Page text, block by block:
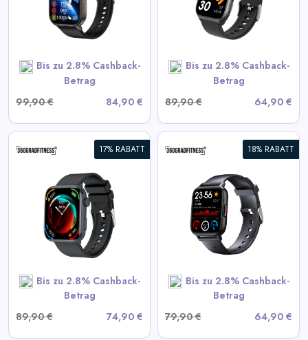
Bis zu 2.8% Cashback-
Betrag
99,90 €
84,90 €
Bis zu 2.8% Cashback-
Betrag
89,90 €
64,90 €
View All 360GradFitness
Deals
SHOP NOW
17% RABATT
Bis zu 2.8% Cashback-
Betrag
89,90 €
74,90 €
18% RABATT
Bis zu 2.8% Cashback-
Betrag
79,90 €
64,90 €
360° FITSmartWatch PRO3
View All 360GradFitness
Deals
SHOP NOW